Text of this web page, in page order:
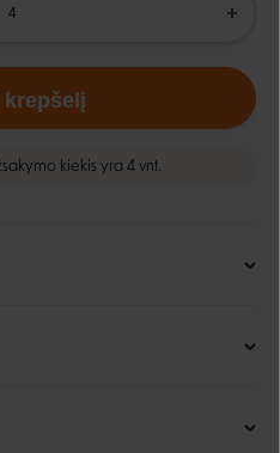
krepšelį
kiekis yra 4 vnt.